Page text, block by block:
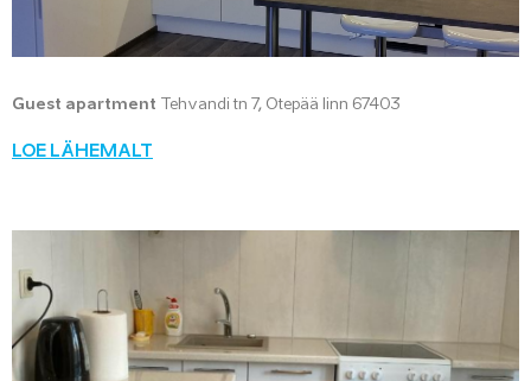
Guest apartment Tehvandi tn 7, Otepää linn 67403
LOE LÄHEMALT